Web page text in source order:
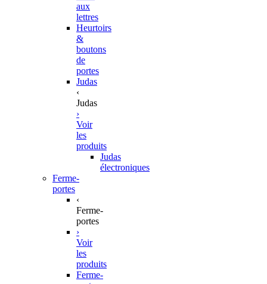
aux
lettres
Heurtoirs
&
boutons
de
portes
Judas
‹
Judas
›
Voir
les
produits
Judas
électroniques
Ferme-
portes
‹
Ferme-
portes
›
Voir
les
produits
Ferme-